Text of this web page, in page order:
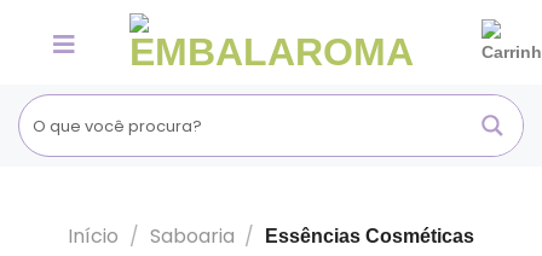
Início / Saboaria / Essências Cosméticas